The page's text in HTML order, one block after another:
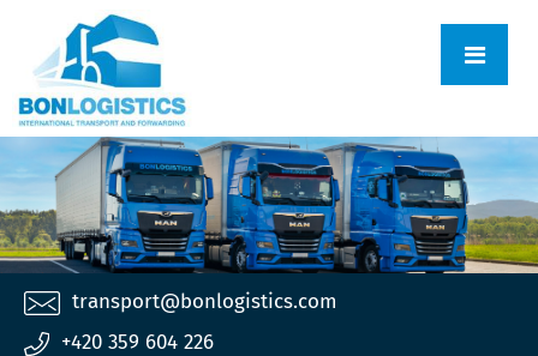
transport@bonlogistics.com
+420 359 604 226